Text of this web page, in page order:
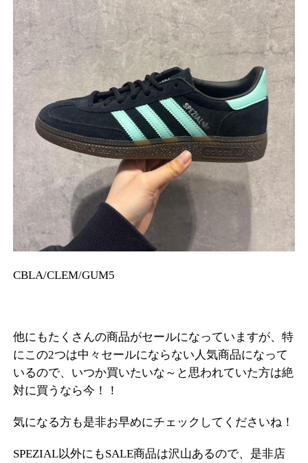
CBLA/CLEM/GUM5
他にもたくさんの商品がセールになっていますが、特
にこの2つは中々セールにならない人気商品になって
いるので、いつか買いたいな～と思われていた方は絶
対に買うなら今！！
気になる方も是非お早めにチェックしてくださいね！
SPEZIAL以外にもSALE商品は沢山あるので、是非店